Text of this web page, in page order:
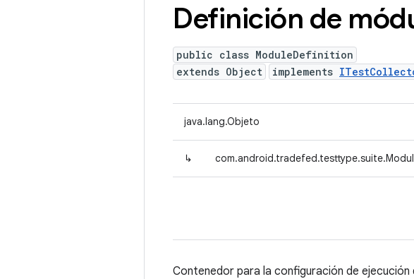
Definición de
public class ModuleDefinition
extends Object
implements
java.lang.Objeto
↳
Contenedor para la configuración de